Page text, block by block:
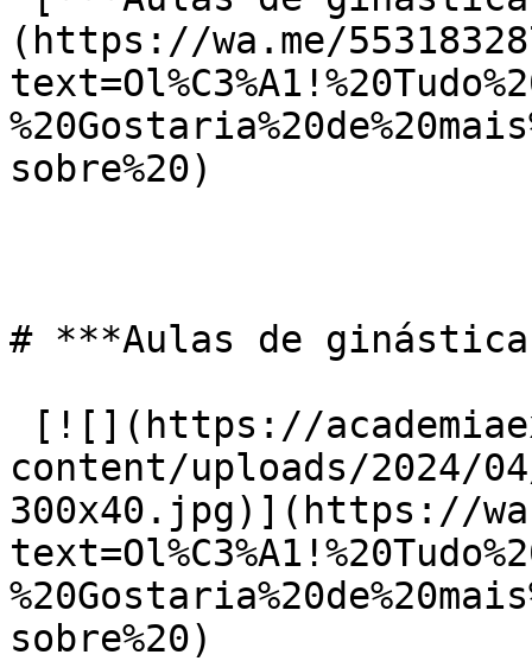
(https://wa.me/
sobre%20)
# ***Aulas de
content/uploads/2024/
300x40.jpg)](https://
sobre%20)